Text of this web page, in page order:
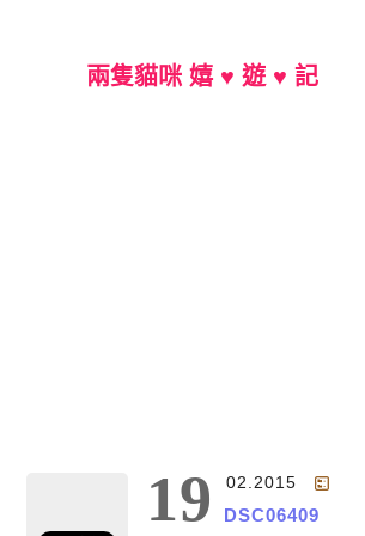
兩隻貓咪 嬉 ♥ 遊 ♥ 記
19 02.2015
DSC06409